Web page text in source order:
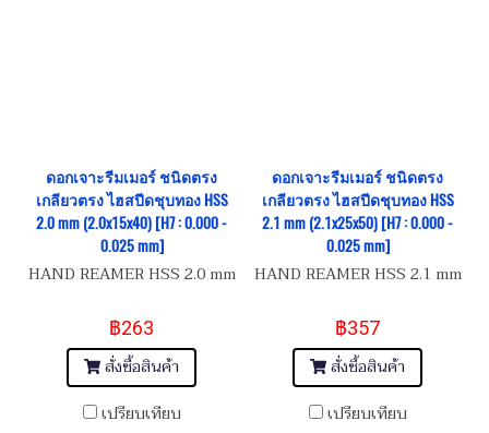
ดอกเจาะรีมเมอร์ ชนิดตรง
เกลียวตรง ไฮสปีดชุบทอง HSS
2.0 mm (2.0x15x40) [H7 : 0.000 -
0.025 mm]
HAND REAMER HSS 2.0 mm
฿263
สั่งซื้อสินค้า
เปรียบเทียบ
ดอกเจาะรีมเมอร์ ชนิดตรง
เกลียวตรง ไฮสปีดชุบทอง HSS
2.1 mm (2.1x25x50) [H7 : 0.000 -
0.025 mm]
HAND REAMER HSS 2.1 mm
฿357
สั่งซื้อสินค้า
เปรียบเทียบ